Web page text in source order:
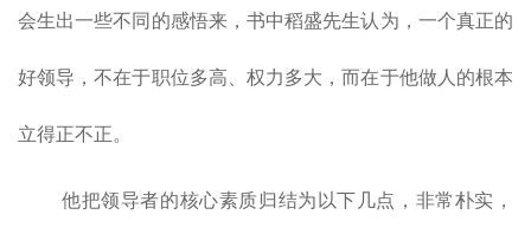
会生出一些不同的感悟来，书中稻盛先生认为，一个真正的
好领导，不在于职位多高、权力多大，而在于他做人的根本
立得正不正。
他把领导者的核心素质归结为以下几点，非常朴实，